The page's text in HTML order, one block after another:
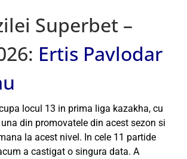
Superbet –
Ertis Pavlodar
locul 13 in prima liga kazakha, cu
din promovatele din acest sezon si
la acest nivel. In cele 11 partide
a castigat o singura data. A